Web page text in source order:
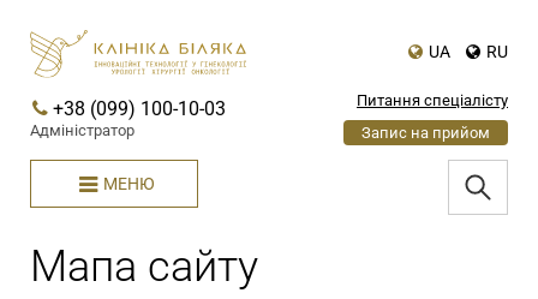
UA RU
+38 (099) 100-10-03
Адміністратор
Питання спеціалісту
Запис на прийом
МЕНЮ
Мапа сайту